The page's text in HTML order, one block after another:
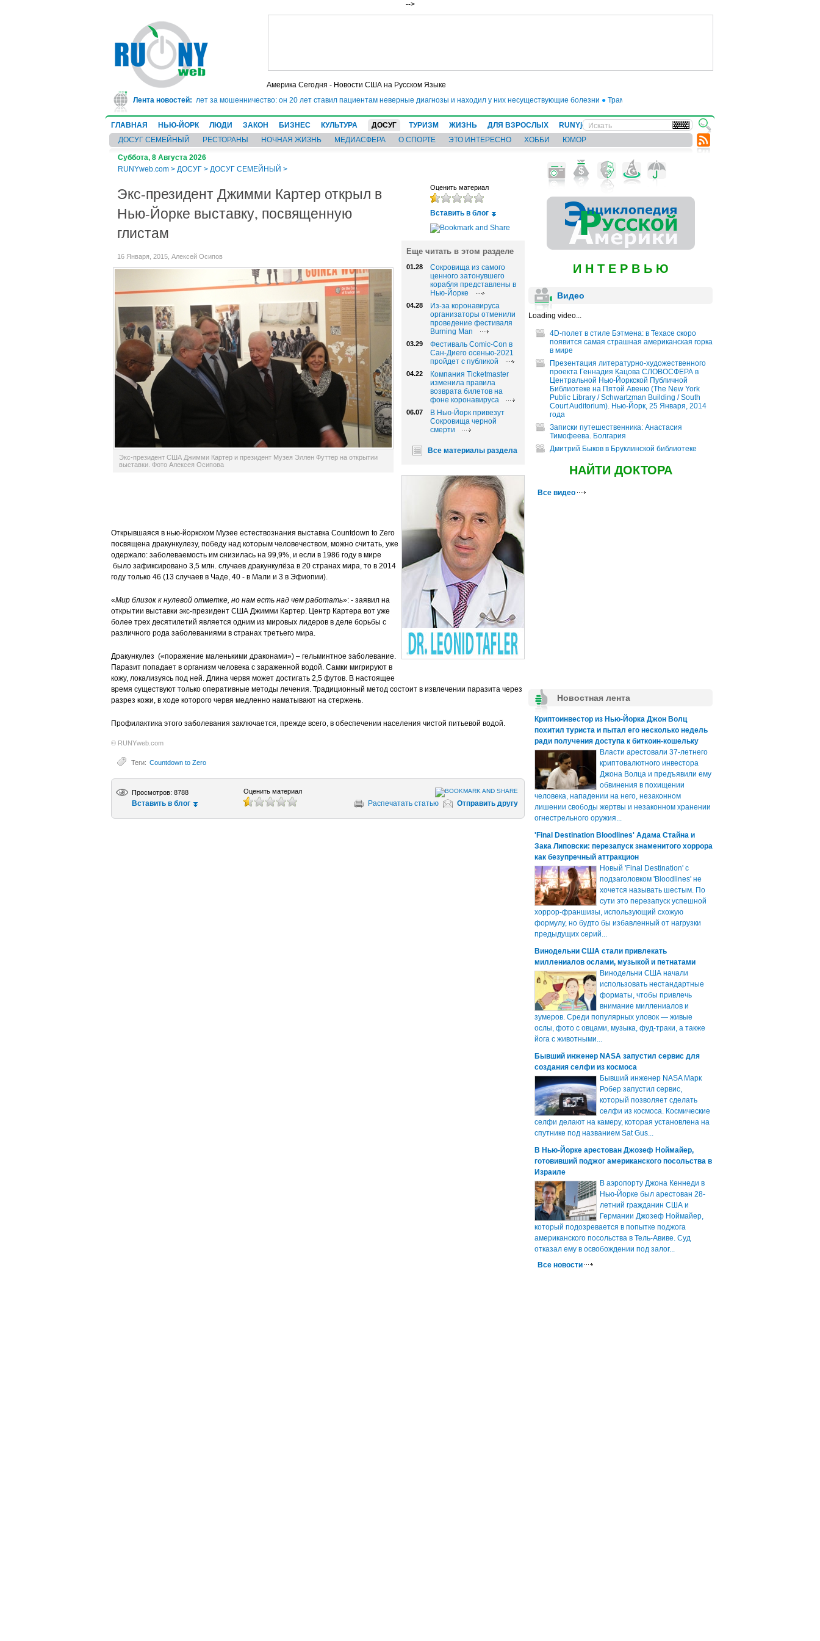
-->
Америка Сегодня - Новости США на Русском Языке
Лента новостей:
В Техасе врач-ревматолог сядет в тюрьму на 10 лет за мошенничество: он 20 лет ставил пациентам неверные диагнозы и находил у них несуществующие болезни● Трамп отложил введение 50-процентных пошлин на товары из
ГЛАВНАЯ НЬЮ-ЙОРК ЛЮДИ ЗАКОН БИЗНЕС КУЛЬТУРА ДОСУГ ТУРИЗМ ЖИЗНЬ ДЛЯ ВЗРОСЛЫХ RUNYjews
ВЕСТИ ИЗ УКРАИНЫ
ДОСУГ СЕМЕЙНЫЙ
РЕСТОРАНЫ НОЧНАЯ ЖИЗНЬ МЕДИАСФЕРА О СПОРТЕ ЭТО ИНТЕРЕСНО ХОББИ ЮМОР
Суббота, 8 Августа 2026
RUNYweb.com > ДОСУГ > ДОСУГ СЕМЕЙНЫЙ >
Оценить материал
Вставить в блог
Еще читать в этом разделе
01.28
Сокровища из самого
ценного затонувшего
корабля представлены в
Нью-Йорке
04.28
Из-за коронавируса
организаторы отменили
проведение фестиваля
Burning Man
03.29
Фестиваль Comic-Con в
Сан-Диего осенью-2021
пройдет с публикой
04.22
Компания Ticketmaster
изменила правила
возврата билетов на
фоне коронавируса
06.07
В Нью-Йорк привезут
Сокровища черной
смерти
Все материалы раздела
Экс-президент Джимми Картер открыл в
Нью-Йорке выставку, посвященную
глистам
16 Января, 2015, Алексей Осипов
Экс-президент США Джимми Картер и президент Музея Эллен Футтер на открытии
выставки. Фото Алексея Осипова
Открывшаяся в нью-йоркском Музее естествознания выставка Countdown to Zero
посвящена дракункулезу, победу над которым человечеством, можно считать, уже
одержало: заболеваемость им снизилась на 99,9%, и если в 1986 году в мире
было зафиксировано 3,5 млн. случаев дракункулёза в 20 странах мира, то в 2014
году только 46 (13 случаев в Чаде, 40 - в Мали и 3 в Эфиопии).
«Мир близок к нулевой отметке, но нам есть над чем работать»: - заявил на
открытии выставки экс-президент США Джимми Картер. Центр Картера вот уже
более трех десятилетий является одним из мировых лидеров в деле борьбы с
различного рода заболеваниями в странах третьего мира.
Дракункулез («поражение маленькими драконами») – гельминтное заболевание.
Паразит попадает в организм человека с зараженной водой. Самки мигрируют в
кожу, локализуясь под ней. Длина червя может достигать 2,5 футов. В настоящее
время существуют только оперативные методы лечения. Традиционный метод состоит в извлечении паразита через
разрез кожи, в ходе которого червя медленно наматывают на стержень.
Профилактика этого заболевания заключается, прежде всего, в обеспечении населения чистой питьевой водой.
© RUNYweb.com
Теги: Countdown to Zero
Просмотров: 8788
Вставить в блог
Оценить материал
Распечатать статью Отправить другу
И Н Т Е Р В Ь Ю
Видео
Loading video...
4D-полет в стиле Бэтмена: в Техасе скоро
появится самая страшная американская горка
в мире
Презентация литературно-художественного
проекта Геннадия Кацова СЛОВОСФЕРА в
Центральной Нью-Йоркской Публичной
Библиотеке на Пятой Авеню (The New York
Public Library / Schwartzman Building / South
Court Auditorium). Нью-Йорк, 25 Января, 2014
года
Записки путешественника: Анастасия
Тимофеева. Болгария
Дмитрий Быков в Бруклинской библиотеке
НАЙТИ ДОКТОРА
Все видео
Новостная лента
Криптоинвестор из Нью-Йорка Джон Волц
похитил туриста и пытал его несколько недель
ради получения доступа к биткоин-кошельку
Власти арестовали 37-летнего
криптовалютного инвестора
Джона Волца и предъявили ему
обвинения в похищении
человека, нападении на него, незаконном
лишении свободы жертвы и незаконном хранении
огнестрельного оружия...
'Final Destination Bloodlines' Адама Стайна и
Зака Липовски: перезапуск знаменитого хоррора
как безупречный аттракцион
Новый 'Final Destination' с
подзаголовком 'Bloodlines' не
хочется называть шестым. По
сути это перезапуск успешной
хоррор-франшизы, использующий схожую
формулу, но будто бы избавленный от нагрузки
предыдущих серий...
Винодельни США стали привлекать
миллениалов ослами, музыкой и петнатами
Винодельни США начали
использовать нестандартные
форматы, чтобы привлечь
внимание миллениалов и
зумеров. Среди популярных уловок — живые
ослы, фото с овцами, музыка, фуд-траки, а также
йога с животными...
Бывший инженер NASA запустил сервис для
создания селфи из космоса
Бывший инженер NASA Марк
Робер запустил сервис,
который позволяет сделать
селфи из космоса. Космические
селфи делают на камеру, которая установлена на
спутнике под названием Sat Gus...
В Нью-Йорке арестован Джозеф Ноймайер,
готовивший поджог американского посольства в
Израиле
В аэропорту Джона Кеннеди в
Нью-Йорке был арестован 28-
летний гражданин США и
Германии Джозеф Ноймайер,
который подозревается в попытке поджога
американского посольства в Тель-Авиве. Суд
отказал ему в освобождении под залог...
Все новости